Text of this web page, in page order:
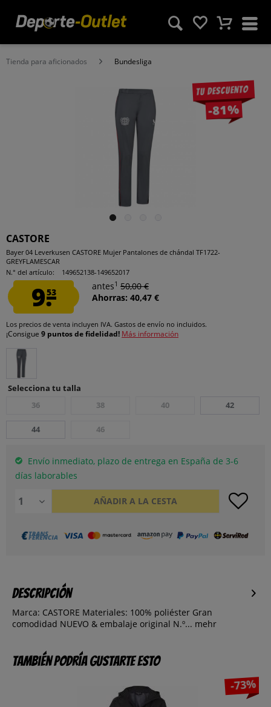
Tienda para aficionados Bundesliga
Tu descuento
-81%
CASTORE
Bayer 04 Leverkusen CASTORE Mujer Pantalones de chándal TF1722-
GREYFLAMESCAR
N.° del artículo:
149652138-149652017
9.53
antes1 50,00 €
Ahorras: 40,47 €
Los precios de venta incluyen IVA. Gastos de envío no incluidos.
¡Consigue 9 puntos de fidelidad! Más información
Selecciona tu talla
36
38 40 42
44 46
Envío inmediato, plazo de entrega en España de 3-6
días laborables
AÑADIR A LA CESTA
Descripción
Marca: CASTORE Materiales: 100% poliéster Gran
comodidad NUEVO & embalaje original N.º... mehr
También podría gustarte esto
-73%